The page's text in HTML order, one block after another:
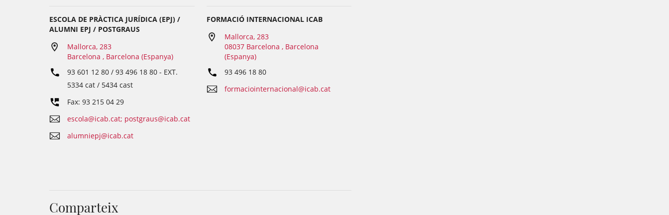
ESCOLA DE PRÀCTICA JURÍDICA (EPJ) /
ALUMNI EPJ / POSTGRAUS
Mallorca, 283
Barcelona , Barcelona (Espanya)
93 601 12 80 / 93 496 18 80 - EXT.
5334 cat / 5434 cast
Fax: 93 215 04 29
escola@icab.cat; postgraus@icab.cat
alumniepj@icab.cat
FORMACIÓ INTERNACIONAL ICAB
Mallorca, 283
08037 Barcelona , Barcelona
(Espanya)
93 496 18 80
formaciointernacional@icab.cat
Comparteix